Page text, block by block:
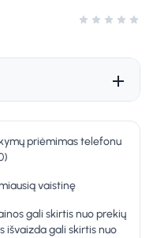
Įvertinimas 0
priėmimas telefonu
vaistinę
gali skirtis nuo prekių
išvaizda gali skirtis nuo